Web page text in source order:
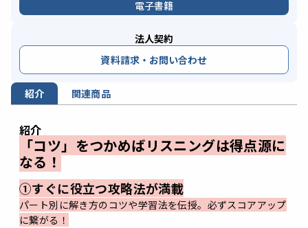
電子書籍
法人契約
資料請求・お問い合わせ
紹介 関連商品
紹介
「コツ」をつかめばリスニングは得点源に
なる！
①すぐに役立つ攻略法が満載
パート別に解き方のコツや学習法を伝授。必ずスコアアップ
に繋がる！